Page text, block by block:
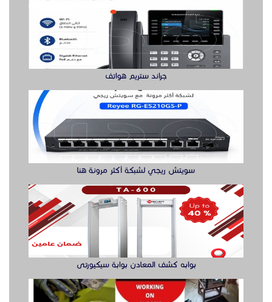
جراند ستريم هواتف
سويتش ريجي لشبكة أكثر مرونة هنا
بوابه كشف المعادن بوابة سيكيورتى